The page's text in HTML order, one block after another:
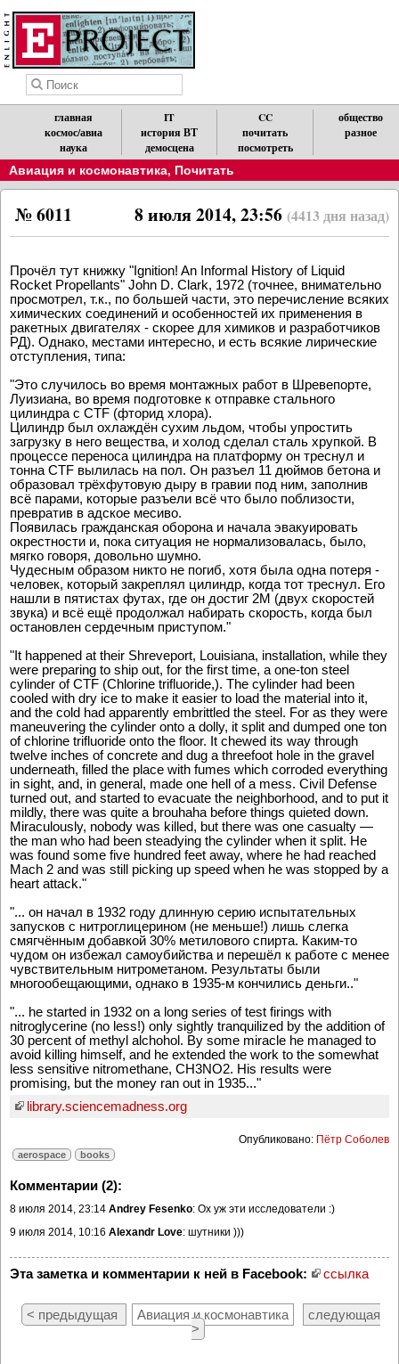
главная
космос/авиа
наука
IT
история ВТ
демосцена
CC
почитать
посмотреть
общество
разное
Авиация и космонавтика, Почитать
8 июля 2014, 23:56 (4413 дня назад)
№ 6011
Прочёл тут книжку "Ignition! An Informal History of Liquid
Rocket Propellants" John D. Clark, 1972 (точнее, внимательно
просмотрел, т.к., по большей части, это перечисление всяких
химических соединений и особенностей их применения в
ракетных двигателях - скорее для химиков и разработчиков
РД). Однако, местами интересно, и есть всякие лирические
отступления, типа:
"Это случилось во время монтажных работ в Шревепорте,
Луизиана, во время подготовке к отправке стального
цилиндра с CTF (фторид хлора).
Цилиндр был охлаждён сухим льдом, чтобы упростить
загрузку в него вещества, и холод сделал сталь хрупкой. В
процессе переноса цилиндра на платформу он треснул и
тонна CTF вылилась на пол. Он разъел 11 дюймов бетона и
образовал трёхфутовую дыру в гравии под ним, заполнив
всё парами, которые разъели всё что было поблизости,
превратив в адское месиво.
Появилась гражданская оборона и начала эвакуировать
окрестности и, пока ситуация не нормализовалась, было,
мягко говоря, довольно шумно.
Чудесным образом никто не погиб, хотя была одна потеря -
человек, который закреплял цилиндр, когда тот треснул. Его
нашли в пятистах футах, где он достиг 2M (двух скоростей
звука) и всё ещё продолжал набирать скорость, когда был
остановлен сердечным приступом."
"It happened at their Shreveport, Louisiana, installation, while they
were preparing to ship out, for the first time, a one-ton steel
cylinder of CTF (Chlorine trifluoride,). The cylinder had been
cooled with dry ice to make it easier to load the material into it,
and the cold had apparently embrittled the steel. For as they were
maneuvering the cylinder onto a dolly, it split and dumped one ton
of chlorine trifluoride onto the floor. It chewed its way through
twelve inches of concrete and dug a threefoot hole in the gravel
underneath, filled the place with fumes which corroded everything
in sight, and, in general, made one hell of a mess. Civil Defense
turned out, and started to evacuate the neighborhood, and to put it
mildly, there was quite a brouhaha before things quieted down.
Miraculously, nobody was killed, but there was one casualty —
the man who had been steadying the cylinder when it split. He
was found some five hundred feet away, where he had reached
Mach 2 and was still picking up speed when he was stopped by a
heart attack."
"... он начал в 1932 году длинную серию испытательных
запусков с нитроглицерином (не меньше!) лишь слегка
смягчённым добавкой 30% метилового спирта. Каким-то
чудом он избежал самоубийства и перешёл к работе с менее
чувствительным нитрометаном. Результаты были
многообещающими, однако в 1935-м кончились деньги.."
"... he started in 1932 on a long series of test firings with
nitroglycerine (no less!) only sightly tranquilized by the addition of
30 percent of methyl alchohol. By some miracle he managed to
avoid killing himself, and he extended the work to the somewhat
less sensitive nitromethane, CH3NO2. His results were
promising, but the money ran out in 1935..."
library.sciencemadness.org
Опубликовано: Пётр Соболев
aerospace books
Комментарии (2):
8 июля 2014, 23:14 Andrey Fesenko: Ох уж эти исследователи :)
9 июля 2014, 10:16 Alexandr Love: шутники )))
Эта заметка и комментарии к ней в Facebook: ссылка
< предыдущая Авиация и космонавтика
следующая
>